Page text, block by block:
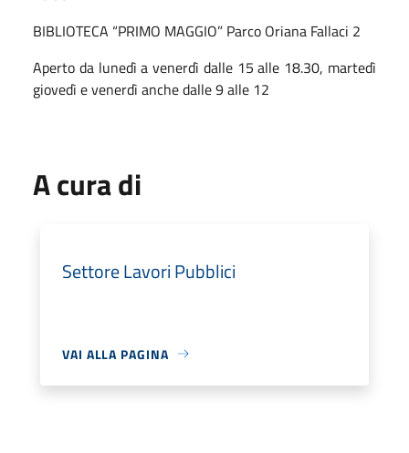
BIBLIOTECA “PRIMO MAGGIO” Parco Oriana Fallaci 2
Aperto da lunedì a venerdì dalle 15 alle 18.30, martedì
giovedì e venerdì anche dalle 9 alle 12
A cura di
Settore Lavori Pubblici
VAI ALLA PAGINA